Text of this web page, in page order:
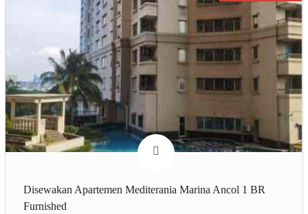
Disewakan Apartemen Mediterania Marina Ancol 1 BR
Furnished